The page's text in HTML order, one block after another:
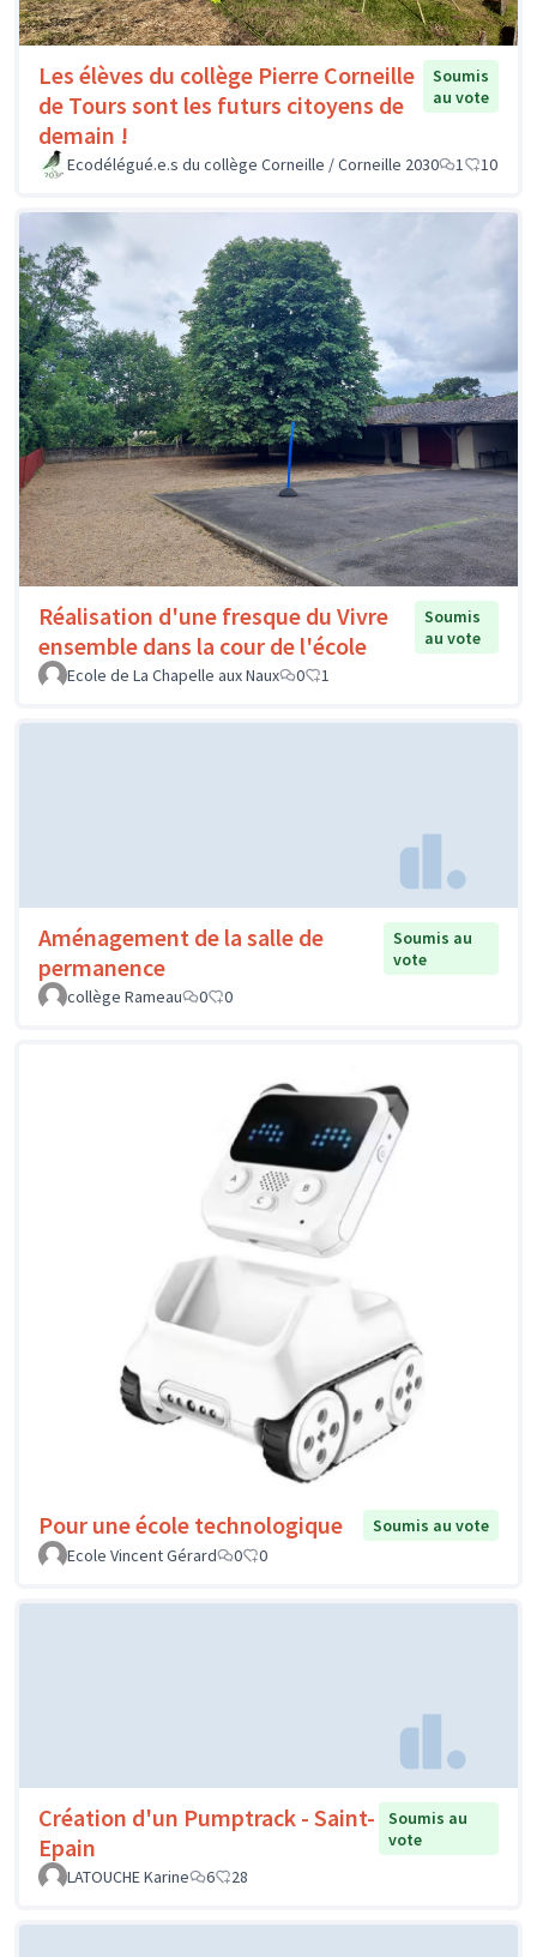
Les élèves du collège Pierre Corneille
de Tours sont les futurs citoyens de
demain !
Soumis
au vote
Ecodélégué.e.s du collège Corneille / Corneille 2030 1 10
Réalisation d'une fresque du Vivre
ensemble dans la cour de l'école
Soumis
au vote
Ecole de La Chapelle aux Naux
0 1
Aménagement de la salle de
permanence
Soumis au
vote
collège Rameau
0 0
Pour une école technologique
Soumis au vote
Ecole Vincent Gérard
0 0
Création d'un Pumptrack - Saint-
Epain
Soumis au
vote
LATOUCHE Karine
6 28